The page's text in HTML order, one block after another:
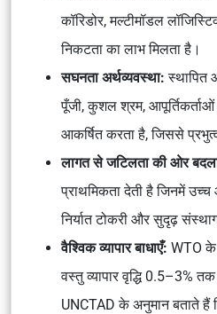
कॉरिडोर, मल्टीमॉडल
निकटता का लाभ मिलता है।
सघनता अर्थव्यवस्था: स्थापित
पूँजी, कुशल श्रम,
आकर्षित करता है, जिससे
लागत से जटिलता की ओर
प्राथमिकता देती है जिनमें
निर्यात टोकरी और सुदृढ़
वैश्विक व्यापार बाधाएँ: WTO
वस्तु व्यापार वृद्धि 0.5–3%
UNCTAD के अनुमान बताते हैं